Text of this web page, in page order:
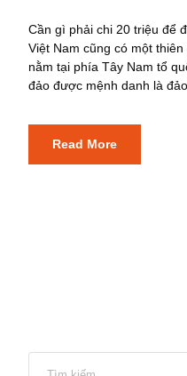
Cần gì phải chi 20 triệu để
Việt Nam cũng có một
nằm tại phía Tây Nam tổ
đảo được mệnh danh là
Read More